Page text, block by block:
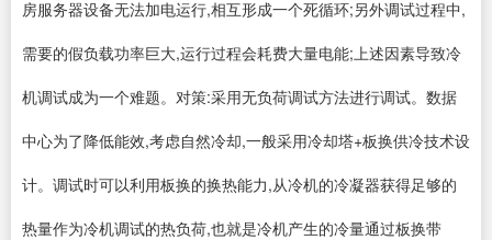
房服务器设备无法加电运行,相互形成一个死循环;另外调试过程中,
需要的假负载功率巨大,运行过程会耗费大量电能;上述因素导致冷
机调试成为一个难题。对策:采用无负荷调试方法进行调试。数据
中心为了降低能效,考虑自然冷却,一般采用冷却塔+板换供冷技术设
计。调试时可以利用板换的换热能力,从冷机的冷凝器获得足够的
热量作为冷机调试的热负荷,也就是冷机产生的冷量通过板换带